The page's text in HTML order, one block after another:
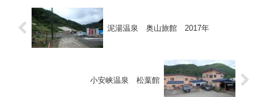
泥湯温泉 奥山旅館 2017年
小安峡温泉 松葉館